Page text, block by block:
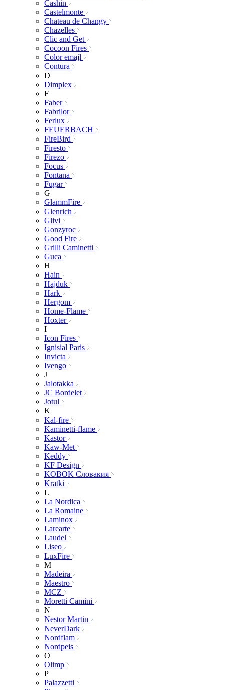
Cashin
Castelmonte
Chateau de Changy
Chazelles
Clic and Get
Cocoon Fires
Color emajl
Contura
D
Dimplex
F
Faber
Fabrilor
Ferlux
FEUERBACH
FireBird
Firesto
Firezo
Focus
Fontana
Fugar
G
GlammFire
Glenrich
Glivi
Gonzyroc
Good Fire
Grilli Caminetti
Guca
H
Hain
Hajduk
Hark
Hergom
Home-Flame
Hoxter
I
Icon Fires
Ignisial Paris
Invicta
Ivengo
J
Jalotakka
JC Bordelet
Jotul
K
Kal-fire
Kaminetti-flame
Kastor
Kaw-Met
Keddy
KF Design
KOBOK Словакия
Kratki
L
La Nordica
La Romaine
Laminox
Larearte
Laudel
Liseo
LuxFire
M
Madeira
Maestro
MCZ
Moretti Camini
N
Nestor Martin
NeverDark
Nordflam
Nordpeis
O
Olimp
P
Palazzetti